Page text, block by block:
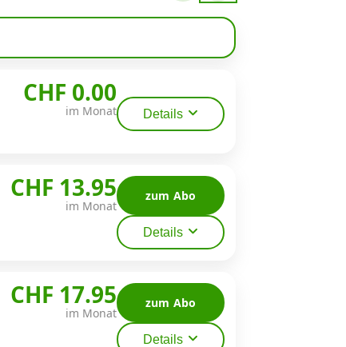
CHF 0.00
im Monat Details
CHF 13.95
im Monat
zum Abo
Details
CHF 17.95
im Monat
zum Abo
Details